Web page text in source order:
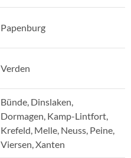
Papenburg
Verden
Bünde, Dinslaken,
Dormagen, Kamp-Lintfort,
Krefeld, Melle, Neuss, Peine,
Viersen, Xanten